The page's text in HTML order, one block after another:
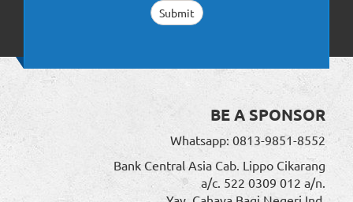
BE A SPONSOR
Whatsapp: 0813-9851-8552
Bank Central Asia Cab. Lippo Cikarang
a/c. 522 0309 012 a/n.